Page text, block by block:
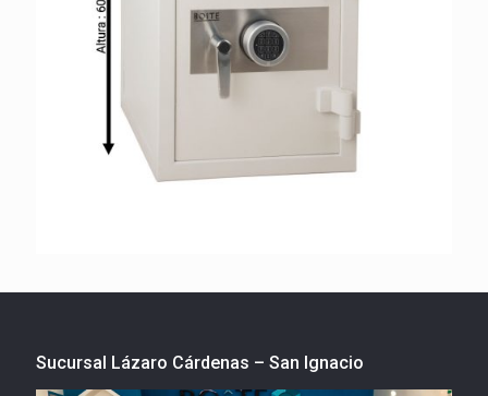
Sucursal Lázaro Cárdenas – San Ignacio